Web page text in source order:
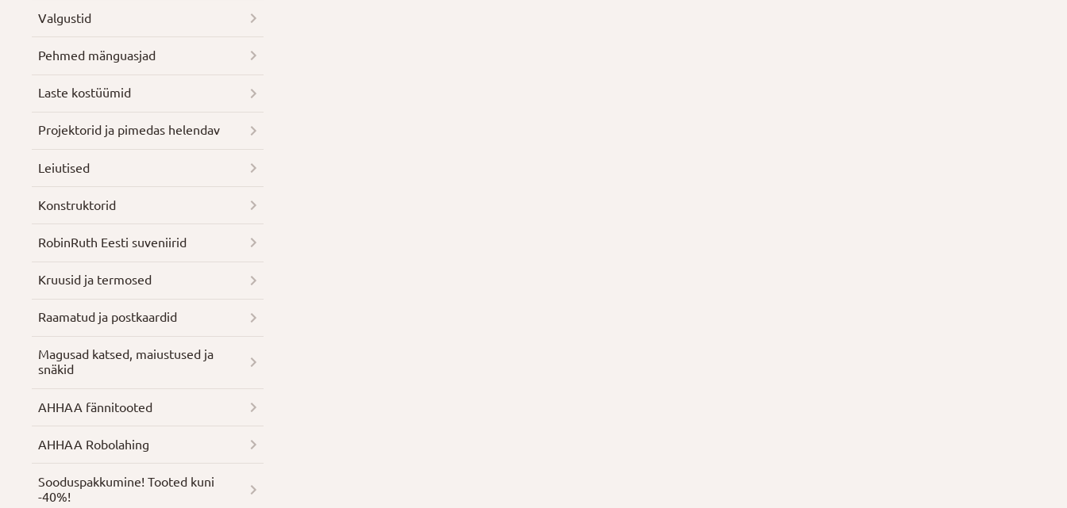
Valgustid
Pehmed mänguasjad
Laste kostüümid
Projektorid ja pimedas helendav
Leiutised
Konstruktorid
RobinRuth Eesti suveniirid
Kruusid ja termosed
Raamatud ja postkaardid
Magusad katsed, maiustused ja
snäkid
AHHAA fännitooted
AHHAA Robolahing
Soodus­pakkumine! Tooted kuni
-40%!